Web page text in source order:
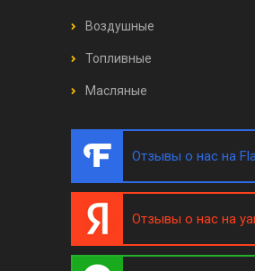
Воздушные
Топливные
Масляные
Отзывы о нас на
Отзывы о нас на